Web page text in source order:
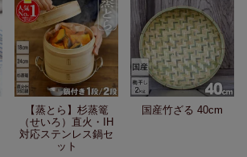
【蒸とら】杉蒸篭
（せいろ）直火・IH
対応ステンレス鍋セ
ット
国産竹ざる 40cm